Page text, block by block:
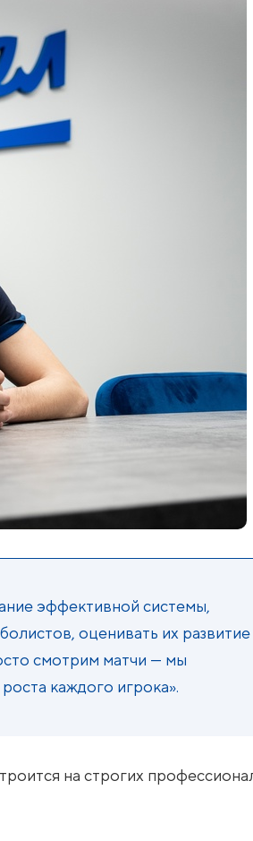
эффективной системы,
оценивать их развитие
смотрим матчи — мы
каждого игрока».
на строгих